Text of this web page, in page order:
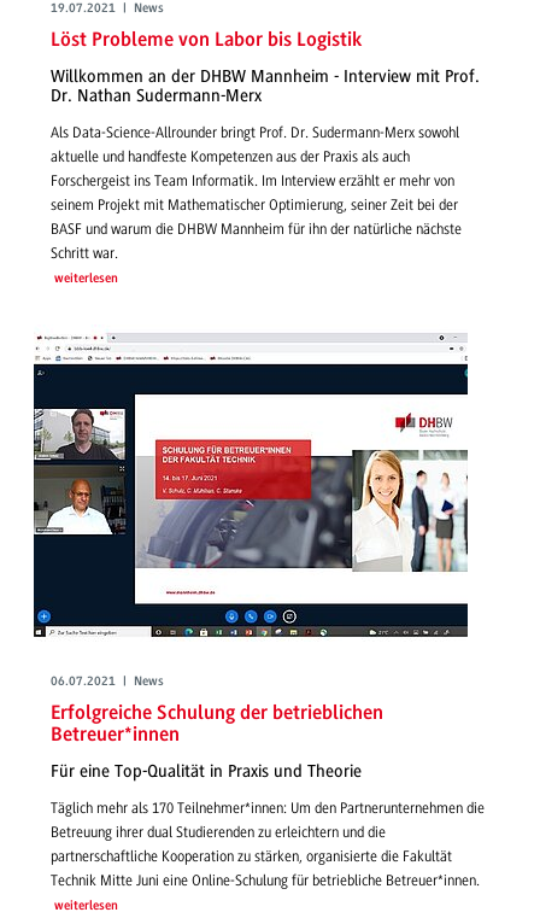
19.07.2021 | News
Löst Probleme von Labor bis Logistik
Willkommen an der DHBW Mannheim - Interview mit Prof.
Dr. Nathan Sudermann-Merx
Als Data-Science-Allrounder bringt Prof. Dr. Sudermann-Merx sowohl
aktuelle und handfeste Kompetenzen aus der Praxis als auch
Forschergeist ins Team Informatik. Im Interview erzählt er mehr von
seinem Projekt mit Mathematischer Optimierung, seiner Zeit bei der
BASF und warum die DHBW Mannheim für ihn der natürliche nächste
Schritt war.
weiterlesen
06.07.2021 | News
Erfolgreiche Schulung der betrieblichen
Betreuer*innen
Für eine Top-Qualität in Praxis und Theorie
Täglich mehr als 170 Teilnehmer*innen: Um den Partnerunternehmen die
Betreuung ihrer dual Studierenden zu erleichtern und die
partnerschaftliche Kooperation zu stärken, organisierte die Fakultät
Technik Mitte Juni eine Online-Schulung für betriebliche Betreuer*innen.
weiterlesen